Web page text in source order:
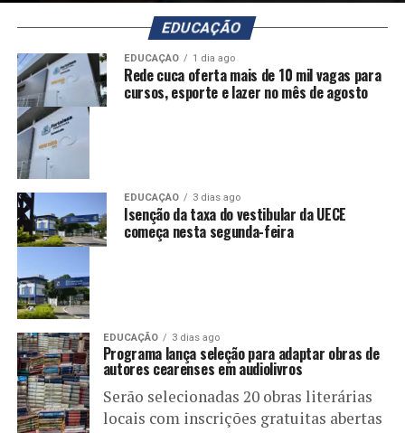
EDUCAÇÃO
EDUCAÇÃO 1 dia ago
Rede cuca oferta mais de 10 mil vagas para
cursos, esporte e lazer no mês de agosto
EDUCAÇÃO 3 dias ago
Isenção da taxa do vestibular da UECE
começa nesta segunda-feira
EDUCAÇÃO 3 dias ago
Programa lança seleção para adaptar obras de
autores cearenses em audiolivros
Serão selecionadas 20 obras literárias
locais com inscrições gratuitas abertas